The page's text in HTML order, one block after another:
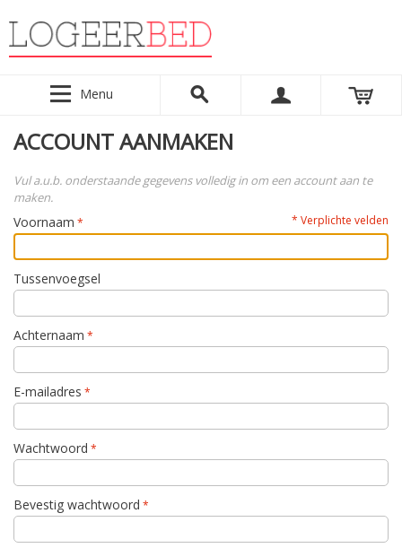
Menu
ACCOUNT AANMAKEN
Vul a.u.b. onderstaande gegevens volledig in om een account aan te
maken.
* Verplichte velden
Voornaam
Tussenvoegsel
Achternaam
E-mailadres
Wachtwoord
Bevestig wachtwoord